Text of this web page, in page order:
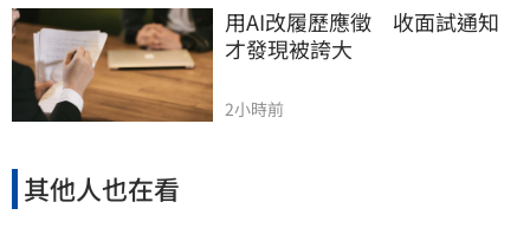
用AI改履歷應徵　收面試通知
才發現被誇大
2小時前
其他人也在看